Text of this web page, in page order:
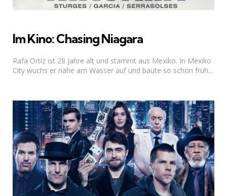
Im Kino: Chasing Niagara
Rafa Ortiz ist 28 Jahre alt und stammt aus Mexiko. In Mexiko
City wuchs er nahe am Wasser auf und baute so schon früh...